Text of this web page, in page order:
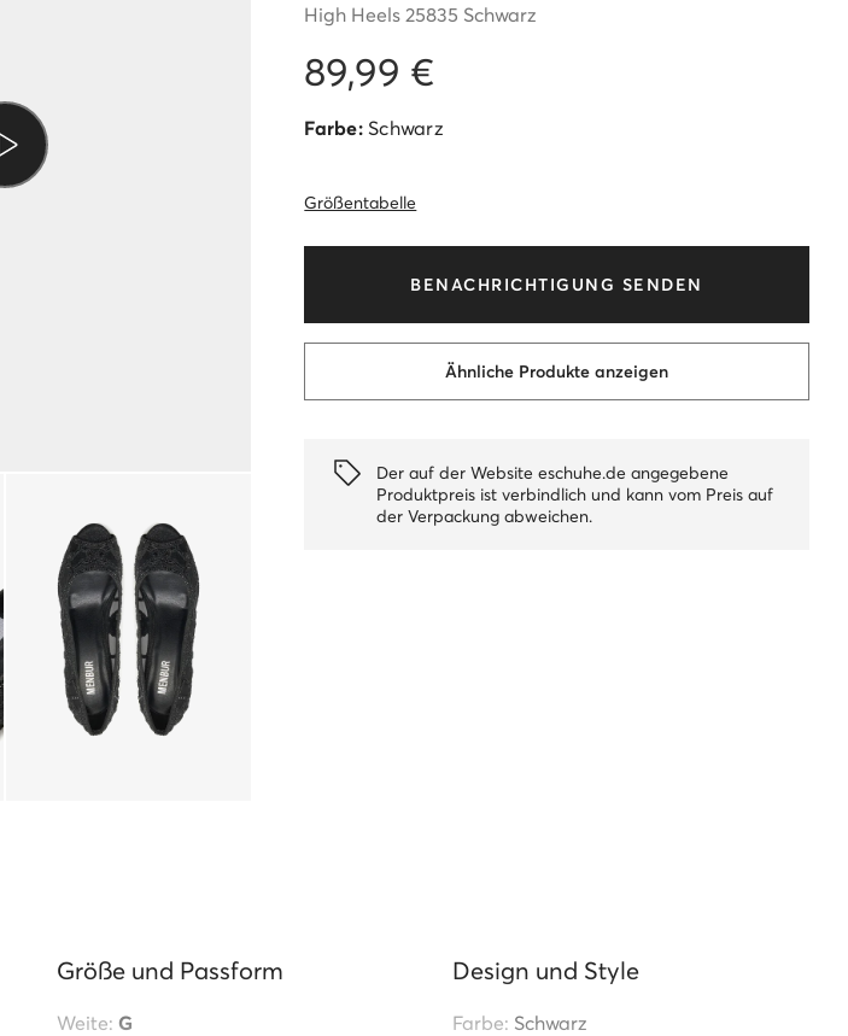
High Heels 25835 Schwarz
89,99 €
Farbe:Schwarz
Größentabelle
BENACHRICHTIGUNG SENDEN
Ähnliche Produkte anzeigen
Der auf der Website eschuhe.de angegebene
Produktpreis ist verbindlich und kann vom Preis auf
der Verpackung abweichen.
Größe und Passform
Weite: G
Design und Style
Farbe: Schwarz